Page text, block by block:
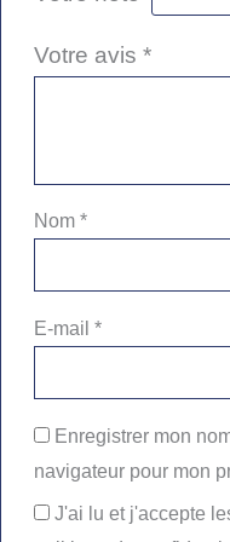
Votre avis *
Nom *
E-mail *
Enregistrer mon
navigateur pour mon
J'ai lu et j'accepte